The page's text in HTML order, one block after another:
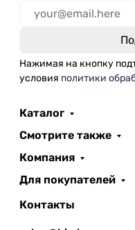
Нажимая на кнопку
условия политики
Каталог
Смотрите также
Компания
Для покупателей
Контакты